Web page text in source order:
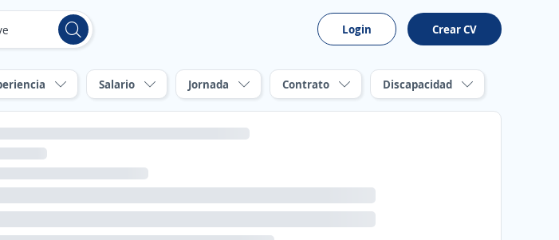
Login Crear CV
Salario Jornada Contrato Discapacidad